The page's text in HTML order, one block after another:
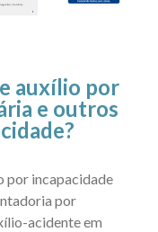
auxílio por
e outros
por incapacidade
por
acidente em